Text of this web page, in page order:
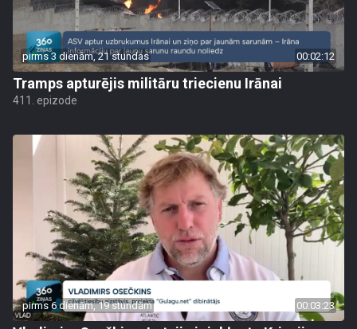
pirms 3 dienām, 21 stundas 00:02:12
Tramps apturējis militāru triecienu Irānai
411. epizode
pirms 6 dienām, 19 stundām 00:03:23